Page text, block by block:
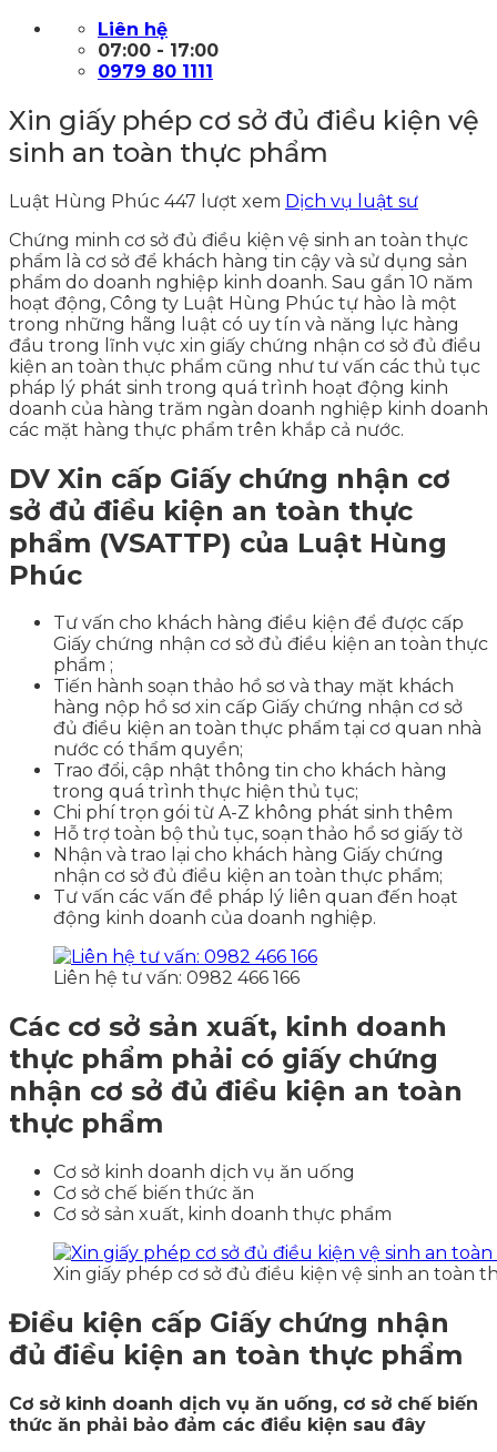
Liên hệ
07:00 - 17:00
0979 80 1111
Xin giấy phép cơ sở đủ điều kiện vệ
sinh an toàn thực phẩm
Luật Hùng Phúc 447 lượt xem Dịch vụ luật sư
Chứng minh cơ sở đủ điều kiện vệ sinh an toàn thực
phẩm là cơ sở để khách hàng tin cậy và sử dụng sản
phẩm do doanh nghiệp kinh doanh. Sau gần 10 năm
hoạt động, Công ty Luật Hùng Phúc tự hào là một
trong những hãng luật có uy tín và năng lực hàng
đầu trong lĩnh vực xin giấy chứng nhận cơ sở đủ điều
kiện an toàn thực phẩm cũng như tư vấn các thủ tục
pháp lý phát sinh trong quá trình hoạt động kinh
doanh của hàng trăm ngàn doanh nghiệp kinh doanh
các mặt hàng thực phẩm trên khắp cả nước.
DV Xin cấp Giấy chứng nhận cơ
sở đủ điều kiện an toàn thực
phẩm (VSATTP) của Luật Hùng
Phúc
Tư vấn cho khách hàng điều kiện để được cấp
Giấy chứng nhận cơ sở đủ điều kiện an toàn thực
phẩm ;
Tiến hành soạn thảo hồ sơ và thay mặt khách
hàng nộp hồ sơ xin cấp Giấy chứng nhận cơ sở
đủ điều kiện an toàn thực phẩm tại cơ quan nhà
nước có thẩm quyền;
Trao đổi, cập nhật thông tin cho khách hàng
trong quá trình thực hiện thủ tục;
Chi phí trọn gói từ A-Z không phát sinh thêm
Hỗ trợ toàn bộ thủ tục, soạn thảo hồ sơ giấy tờ
Nhận và trao lại cho khách hàng Giấy chứng
nhận cơ sở đủ điều kiện an toàn thực phẩm;
Tư vấn các vấn đề pháp lý liên quan đến hoạt
động kinh doanh của doanh nghiệp.
Liên hệ tư vấn: 0982 466 166
Các cơ sở sản xuất, kinh doanh
thực phẩm phải có giấy chứng
nhận cơ sở đủ điều kiện an toàn
thực phẩm
Cơ sở kinh doanh dịch vụ ăn uống
Cơ sở chế biến thức ăn
Cơ sở sản xuất, kinh doanh thực phẩm
Xin giấy phép cơ sở đủ điều kiện vệ sinh an toàn
Điều kiện cấp Giấy chứng nhận
đủ điều kiện an toàn thực phẩm
Cơ sở kinh doanh dịch vụ ăn uống, cơ sở chế biến
thức ăn phải bảo đảm các điều kiện sau đây